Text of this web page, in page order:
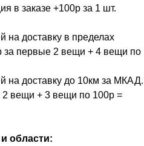
в заказе +100р за 1 шт.
на доставку в пределах
за первые 2 вещи + 4 вещи по
на доставку до 10км за МКАД.
2 вещи + 3 вещи по 100р =
области: